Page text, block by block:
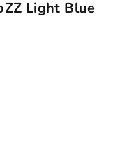
Light Blue